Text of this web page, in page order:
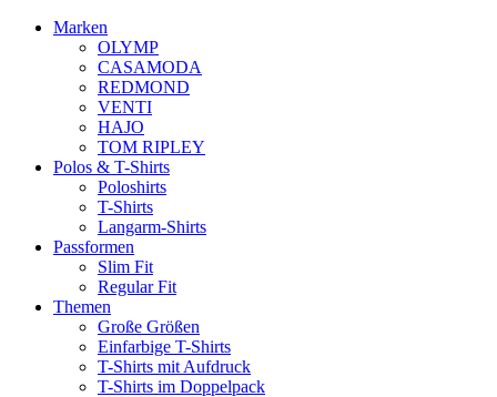
Marken
OLYMP
CASAMODA
REDMOND
VENTI
HAJO
TOM RIPLEY
Polos & T-Shirts
Poloshirts
T-Shirts
Langarm-Shirts
Passformen
Slim Fit
Regular Fit
Themen
Große Größen
Einfarbige T-Shirts
T-Shirts mit Aufdruck
T-Shirts im Doppelpack